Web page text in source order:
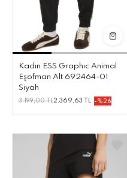
Kadın ESS Graphıc Animal
Eşofman Alt 692464-01
Siyah
3.199,00 TL2.369,63 TL -%26